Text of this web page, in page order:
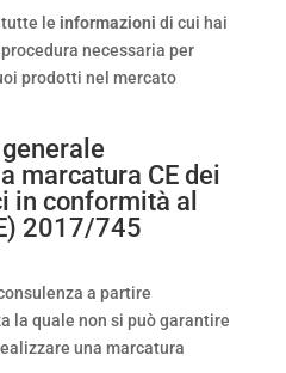
le informazioni di cui hai
necessaria per
prodotti nel mercato
marcatura CE dei
in conformità al
2017/745
a partire
la quale non si può garantire
una marcatura